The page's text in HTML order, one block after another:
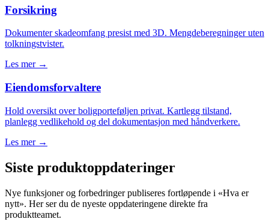
Forsikring
Dokumenter skadeomfang presist med 3D. Mengdeberegninger uten
tolkningstvister.
Les mer →
Eiendomsforvaltere
Hold oversikt over boligporteføljen privat. Kartlegg tilstand,
planlegg vedlikehold og del dokumentasjon med håndverkere.
Les mer →
Siste produktoppdateringer
Nye funksjoner og forbedringer publiseres fortløpende i «Hva er
nytt». Her ser du de nyeste oppdateringene direkte fra
produktteamet.